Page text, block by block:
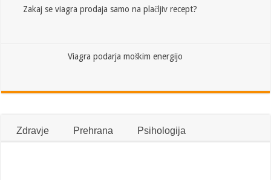
Zakaj se viagra prodaja samo na plačljiv recept?
Viagra podarja moškim energijo
Zdravje Prehrana Psihologija